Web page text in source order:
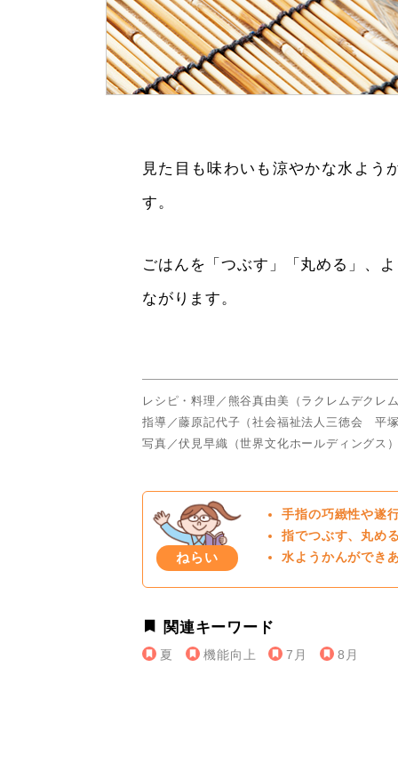
見た目も味わいも涼やかな水よう
す。
ごはんを「つぶす」「丸める」、
ながります。
レシピ・料理／熊谷真由美（ラクレムデクレ
指導／藤原記代子（社会福祉法人三徳会 平
写真／伏見早織（世界文化ホールディングス
ねらい
手指の巧緻性や遂
指でつぶす、丸め
水ようかんができ
関連キーワード
夏 機能向上 7月 8月